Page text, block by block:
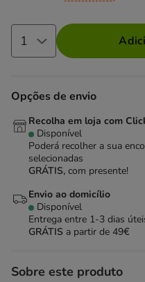
Opções de envio
Recolha em loja com
Disponível
Poderá recolher a sua
selecionadas
GRÁTIS, com presente!
Envio ao domicílio
Disponível
Entrega entre 1-3 dias
GRÁTIS a partir de 49€
Sobre este produto